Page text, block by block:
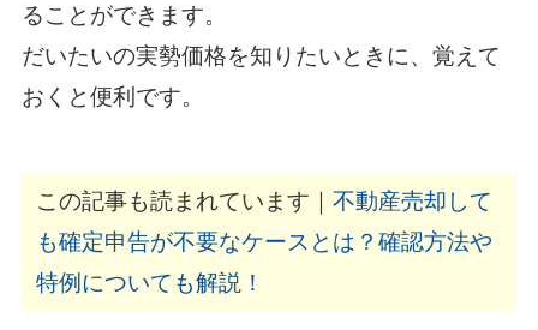
ることができます。
だいたいの実勢価格を知りたいときに、覚えて
おくと便利です。
この記事も読まれています｜ 不動産売却して
も確定申告が不要なケースとは？確認方法や
特例についても解説！